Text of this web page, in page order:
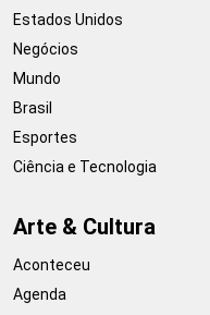
Estados Unidos
Negócios
Mundo
Brasil
Esportes
Ciência e Tecnologia
Arte & Cultura
Aconteceu
Agenda